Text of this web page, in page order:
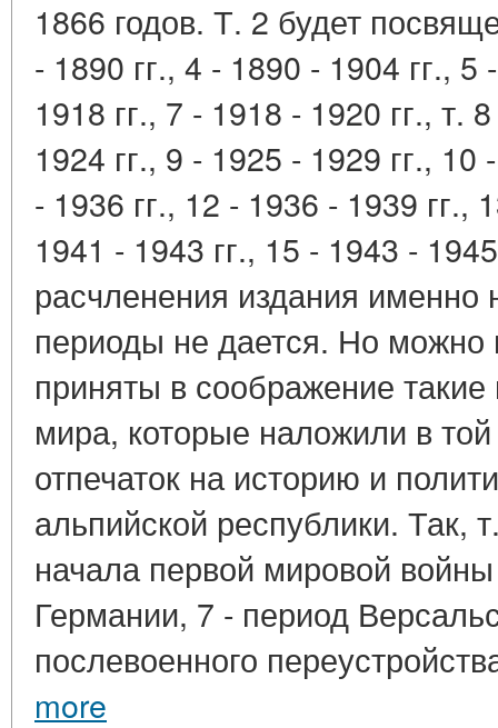
1866 годов. Т. 2 будет
- 1890 гг., 4 - 1890 - 1904 гг.,
1918 гг., 7 - 1918 - 1920 гг., т.
1924 гг., 9 - 1925 - 1929 гг.,
- 1936 гг., 12 - 1936 - 1939 гг.,
1941 - 1943 гг., 15 - 1943 -
расчленения издания именно
периоды не дается. Но можно
приняты в соображение
мира, которые наложили в
отпечаток на историю и
альпийской республики. Так,
начала первой мировой
Германии, 7 - период
послевоенного
more